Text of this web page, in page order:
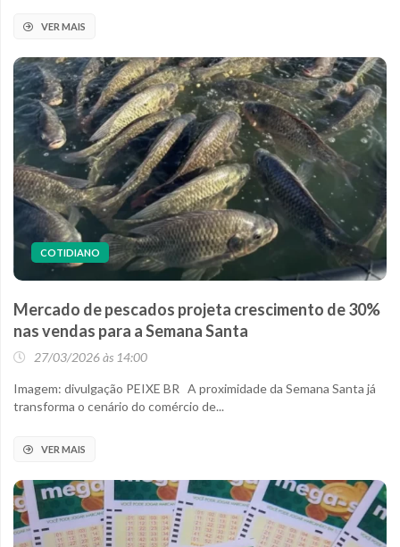
VER MAIS
COTIDIANO
Mercado de pescados projeta crescimento de 30%
nas vendas para a Semana Santa
27/03/2026 às 14:00
Imagem: divulgação PEIXE BR A proximidade da Semana Santa já
transforma o cenário do comércio de...
VER MAIS